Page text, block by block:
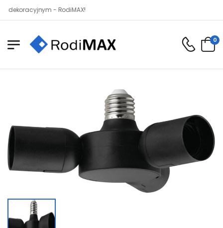
- RodiMAX!
0